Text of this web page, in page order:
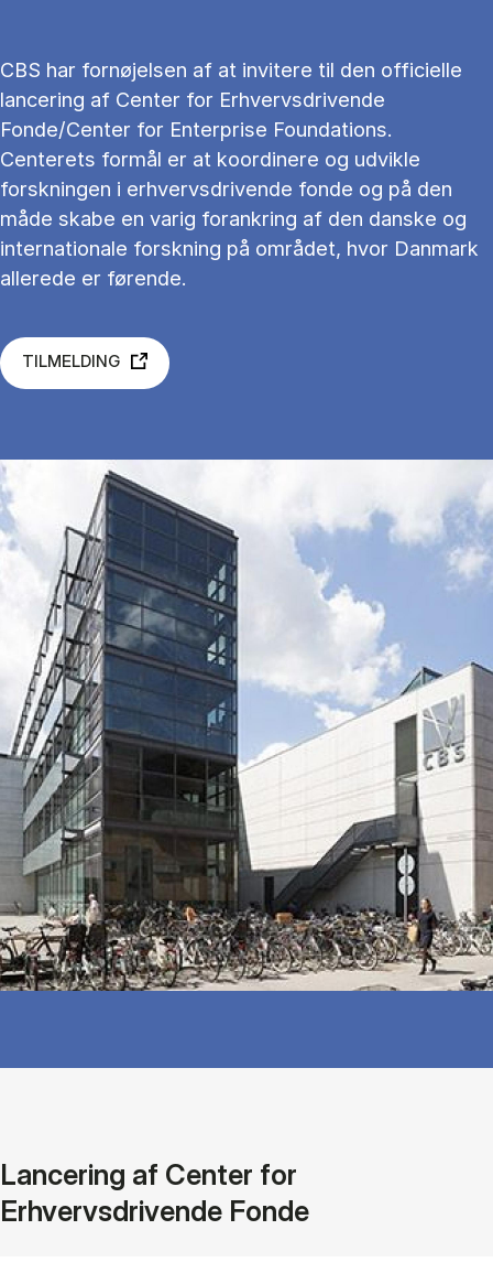
CBS har fornøjelsen af at invitere til den officielle
lancering af Center for Erhvervsdrivende
Fonde/Center for Enterprise Foundations.
Centerets formål er at koordinere og udvikle
forskningen i erhvervsdrivende fonde og på den
måde skabe en varig forankring af den danske og
internationale forskning på området, hvor Danmark
allerede er førende.
TILMELDING
Lancering af Center for
Erhvervsdrivende Fonde